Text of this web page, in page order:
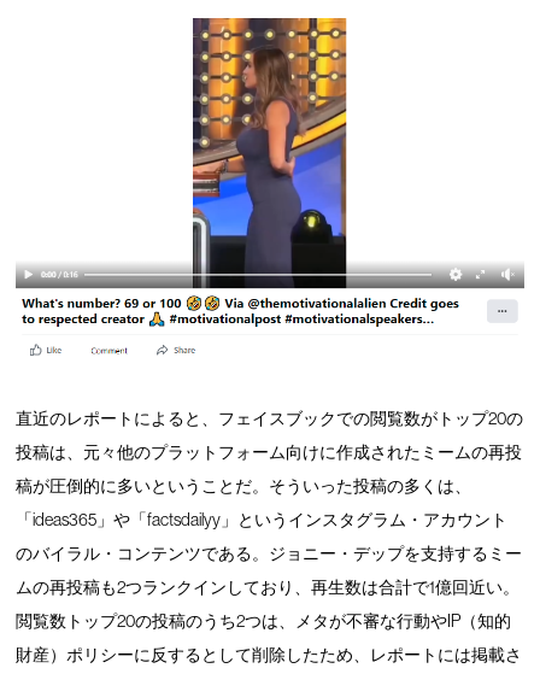
直近のレポートによると、フェイスブックでの閲覧数がトップ20の
投稿は、元々他のプラットフォーム向けに作成されたミームの再投
稿が圧倒的に多いということだ。そういった投稿の多くは、
「ideas365」や「factsdailyy」というインスタグラム・アカウント
のバイラル・コンテンツである。ジョニー・デップを支持するミー
ムの再投稿も2つランクインしており、再生数は合計で1億回近い。
閲覧数トップ20の投稿のうち2つは、メタが不審な行動やIP（知的
財産）ポリシーに反するとして削除したため、レポートには掲載さ